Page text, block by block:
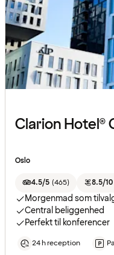
Clarion Hotel®
Oslo
4.5/5 (465) 8.5/10
Morgenmad som
Central beliggenhed
Perfekt til konferencer
24 h reception